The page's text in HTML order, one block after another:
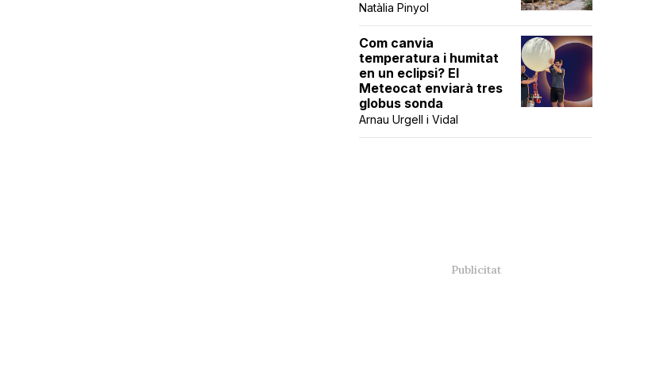
Natàlia Pinyol
Com canvia
temperatura i humitat
en un eclipsi? El
Meteocat enviarà tres
globus sonda
Arnau Urgell i Vidal